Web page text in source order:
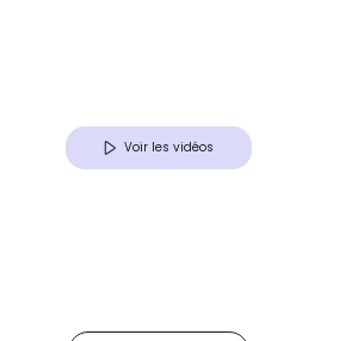
Voir les vidéos